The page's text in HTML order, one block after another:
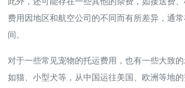
费用因地区和航空公司的不同而有所差异，通
间。
对于一些常见宠物的托运费用，也有一些大致
如猫、小型犬等，从中国运往美国、欧洲等地